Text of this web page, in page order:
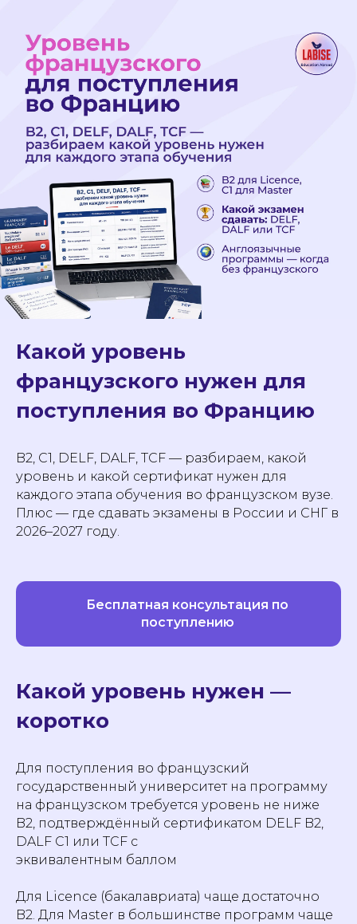
Какой уровень
французского нужен для
поступления во Францию
B2, C1, DELF, DALF, TCF — разбираем, какой
уровень и какой сертификат нужен для
каждого этапа обучения во французском вузе.
Плюс — где сдавать экзамены в России и СНГ в
2026–2027 году.
Бесплатная консультация по
поступлению
Какой уровень нужен —
коротко
Для поступления во французский
государственный университет на программу
на французском требуется уровень не ниже
B2, подтверждённый сертификатом DELF B2,
DALF C1 или TCF с
эквивалентным баллом
Для Licence (бакалавриата) чаще достаточно
B2. Для Master в большинстве программ чаще